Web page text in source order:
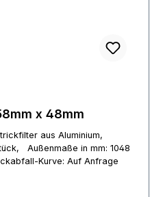
x 48mm
aus Aluminium,
Außenmaße in mm: 1048
Kurve: Auf Anfrage